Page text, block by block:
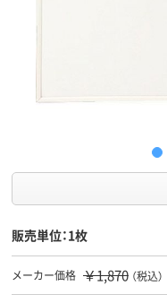
販売単位：1枚
メーカー価格 ￥1,870 （税込）